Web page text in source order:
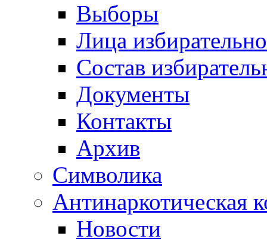
Выборы
Лица
Состав
Документы
Контакты
Архив
Символика
Антинаркотическая
Новости